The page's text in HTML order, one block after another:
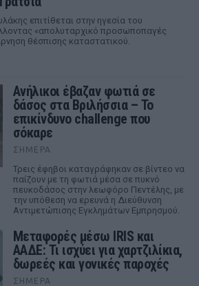
επιτίθεται στην ηγεσία του
«απολυταρχικό προσωποπαγές
θέσπισης καταστατικού.
Ανήλικοι έβαζαν φωτιά σε
δάσος στα Βριλήσσια – Το
επικίνδυνο challenge που
σόκαρε
ΣΉΜΕΡΑ
Τρεις έφηβοι καταγράφηκαν σε βίντεο να
παίζουν με τη φωτιά μέσα σε πυκνό
πευκοδάσος στην λεωφόρο Πεντέλης, με
την υπόθεση να ερευνά η Διεύθυνση
Αντιμετώπισης Εγκλημάτων Εμπρησμού.
Μεταφορές μέσω IRIS και
ΑΑΔΕ: Τι ισχύει για χαρτζιλίκια,
δωρεές και γονικές παροχές
ΣΉΜΕΡΑ